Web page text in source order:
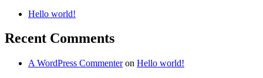
Hello world!
Recent Comments
A WordPress Commenteron Hello world!